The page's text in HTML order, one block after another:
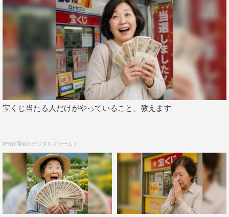
毎話“死のフラグ”が次々と立ち、犠牲者が後を絶たない
『グレイトギフト』。そんな中、2月8日放送の第4話で
は、拡大の一途をたどる連続殺人に衝撃の急展開が訪れ
る。
「藤巻先生が好きだから、放っておけないんです」。郡司
の裏切りと併せ、第3話ラストで視聴者の度肝を抜いたの
が検査技師・久留米穂希（波瑠）の告白。久留米はこれま
で、大学病院内で次々と人命を奪ってきたギフトに執拗な
「久留米さんは味方であってほしいなぁ…」と注目されて
いる。
しかし、その真意はいまだ図り知れず、藤巻もますます疑
心暗鬼になる一方。そんな状況下で放たれた不意の告白。
実は、妻子ある藤巻を動揺させた久留米の告白には、“意
宝くじ当たる人だけがやっていること、教えます
PR(合同会社デジタルファーム )